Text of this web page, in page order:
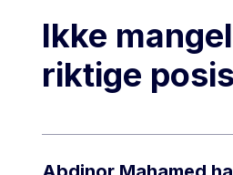
Ikke
riktige